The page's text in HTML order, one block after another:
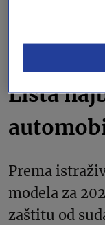
Kompletne
ispod.
Lista
Prema
modela za
zaštitu od